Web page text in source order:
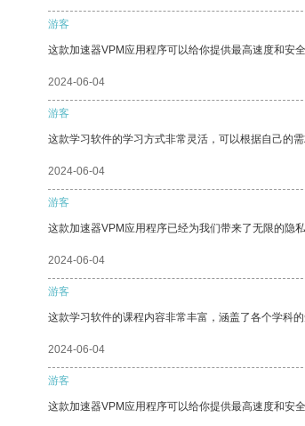
游客
这款加速器VPM应用程序可以给你提供最高速度和安
2024-06-04
游客
这款学习软件的学习方式非常灵活，可以根据自己的
2024-06-04
游客
这款加速器VPM应用程序已经为我们带来了无限的隐
2024-06-04
游客
这款学习软件的课程内容非常丰富，涵盖了各个学科
2024-06-04
游客
这款加速器VPM应用程序可以给你提供最高速度和安